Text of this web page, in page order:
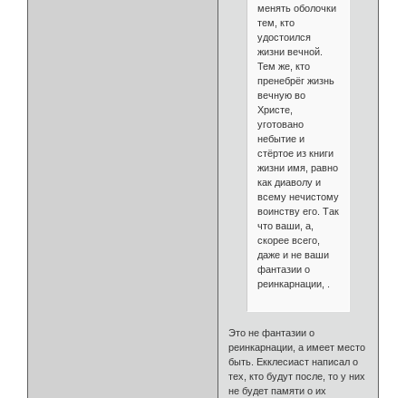
менять оболочки
тем, кто
удостоился
жизни вечной.
Тем же, кто
пренебрёг жизнь
вечную во
Христе,
уготовано
небытие и
стёртое из книги
жизни имя, равно
как диаволу и
всему нечистому
воинству его. Так
что ваши, а,
скорее всего,
даже и не ваши
фантазии о
реинкарнации, .
Это не фантазии о
реинкарнации, а имеет место
быть. Екклесиаст написал о
тех, кто будут после, то у них
не будет памяти о их